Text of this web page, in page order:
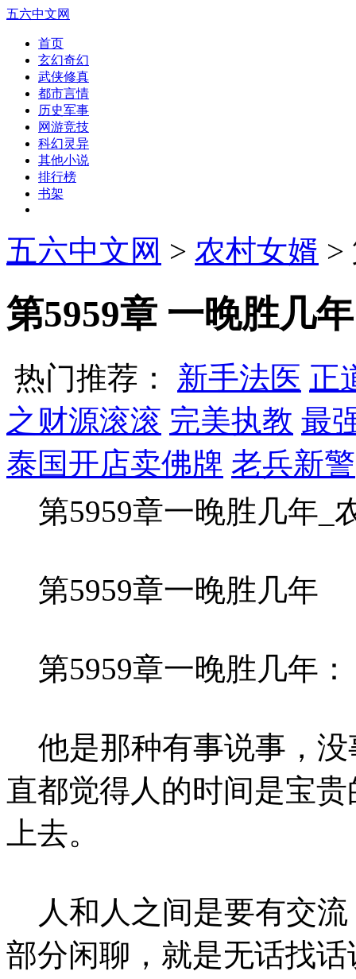
五六中文网
首页
玄幻奇幻
武侠修真
都市言情
历史军事
网游竞技
科幻灵异
其他小说
排行榜
书架
五六中文网 > 农村女婿 >
第5959章 一晚胜几年
热门推荐： 新手法医 正
之财源滚滚 完美执教 最
泰国开店卖佛牌 老兵新警
第5959章一晚胜几年_
第5959章一晚胜几年
第5959章一晚胜几年：
他是那种有事说事，没
直都觉得人的时间是宝
上去。
人和人之间是要有交流
部分闲聊，就是无话找